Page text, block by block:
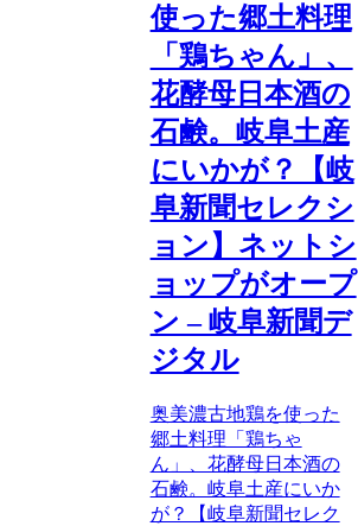
使った郷土料理
「鶏ちゃん」、
花酵母日本酒の
石鹸。岐阜土産
にいかが？【岐
阜新聞セレクシ
ョン】ネットシ
ョップがオープ
ン – 岐阜新聞デ
ジタル
奥美濃古地鶏を使った
郷土料理「鶏ちゃ
ん」、花酵母日本酒の
石鹸。岐阜土産にいか
が？【岐阜新聞セレク